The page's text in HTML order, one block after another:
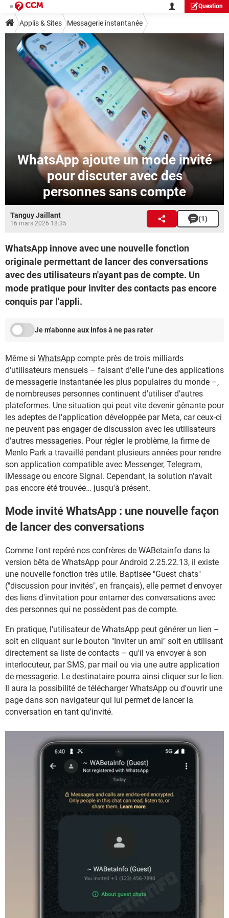
Question
Applis & Sites Messagerie instantanée
WhatsApp ajoute un mode invité
pour discuter avec des
personnes sans compte
Tanguy Jaillant
16 mars 2026 18:35
(1)
WhatsApp innove avec une nouvelle fonction
originale permettant de lancer des conversations
avec des utilisateurs n'ayant pas de compte. Un
mode pratique pour inviter des contacts pas encore
conquis par l'appli.
Je m'abonne aux Infos à ne pas rater
Même si WhatsApp compte près de trois milliards
d'utilisateurs mensuels – faisant d'elle l'une des applications
de messagerie instantanée les plus populaires du monde –,
de nombreuses personnes continuent d'utiliser d'autres
plateformes. Une situation qui peut vite devenir gênante pour
les adeptes de l'application développée par Meta, car ceux-ci
ne peuvent pas engager de discussion avec les utilisateurs
d'autres messageries. Pour régler le problème, la firme de
Menlo Park a travaillé pendant plusieurs années pour rendre
son application compatible avec Messenger, Telegram,
iMessage ou encore Signal. Cependant, la solution n'avait
pas encore été trouvée… jusqu'à présent.
Mode invité WhatsApp : une nouvelle façon
de lancer des conversations
Comme l'ont repéré nos confrères de WABetainfo dans la
version bêta de WhatsApp pour Android 2.25.22.13, il existe
une nouvelle fonction très utile. Baptisée "Guest chats"
("discussion pour invités", en français), elle permet d'envoyer
des liens d'invitation pour entamer des conversations avec
des personnes qui ne possèdent pas de compte.
En pratique, l'utilisateur de WhatsApp peut générer un lien –
soit en cliquant sur le bouton "Inviter un ami" soit en utilisant
directement sa liste de contacts – qu'il va envoyer à son
interlocuteur, par SMS, par mail ou via une autre application
de messagerie. Le destinataire pourra ainsi cliquer sur le lien.
Il aura la possibilité de télécharger WhatsApp ou d'ouvrir une
page dans son navigateur qui lui permet de lancer la
conversation en tant qu'invité.